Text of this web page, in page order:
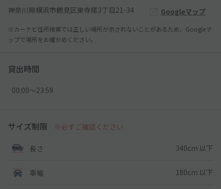
神奈川県横浜市鶴見区東寺尾3丁目21-34 Googleマップ
※カーナビ住所検索では正しい場所が示されないことがあるため、Googleマ
ップで場所をお確かめください。
貸出時間
00:00〜23:59
サイズ制限 ※必ずご確認ください
長さ 340cm 以下
車幅 180cm 以下